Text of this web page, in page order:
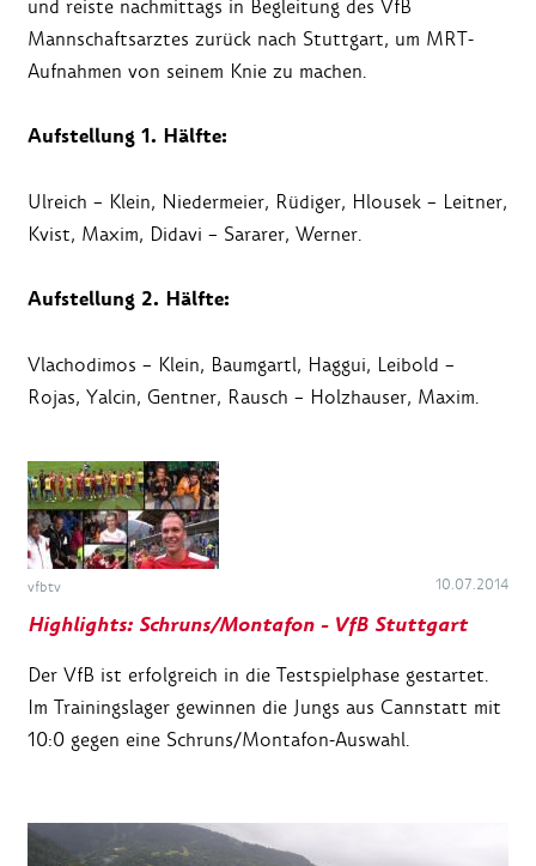
und reiste nachmittags in Begleitung des VfB
Mannschaftsarztes zurück nach Stuttgart, um MRT-
Aufnahmen von seinem Knie zu machen.
Aufstellung 1. Hälfte:
Ulreich – Klein, Niedermeier, Rüdiger, Hlousek – Leitner,
Kvist, Maxim, Didavi – Sararer, Werner.
Aufstellung 2. Hälfte:
Vlachodimos – Klein, Baumgartl, Haggui, Leibold –
Rojas, Yalcin, Gentner, Rausch – Holzhauser, Maxim.
vfbtv 10.07.2014
Highlights: Schruns/Montafon - VfB Stuttgart
Der VfB ist erfolgreich in die Testspielphase gestartet.
Im Trainingslager gewinnen die Jungs aus Cannstatt mit
10:0 gegen eine Schruns/Montafon-Auswahl.